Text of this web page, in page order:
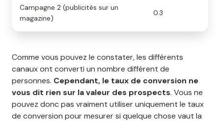
Campagne 2 (publicités sur un
magazine)
0.3
Comme vous pouvez le constater, les différents
canaux ont converti un nombre différent de
personnes. Cependant, le taux de conversion ne
vous dit rien sur la valeur des prospects. Vous ne
pouvez donc pas vraiment utiliser uniquement le taux
de conversion pour mesurer si quelque chose vaut la